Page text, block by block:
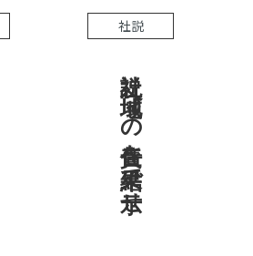
社説
社説 地域への責任を結果で示せ